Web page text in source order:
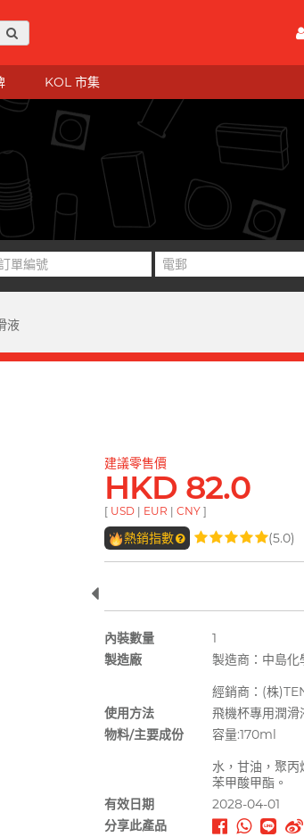
KOL 市集
液
建議零售價
HKD 82.0
[ USD | EUR | CNY ]
熱銷指數 (5.0)
內裝數量
1
製造廠
製造商：中島化
經銷商：(株
使用方法
飛機杯專用潤滑
物料/主要成份
容量:170ml
水，甘油，聚
苯甲酸甲酯。
有效日期
2028-04-01
分享此產品